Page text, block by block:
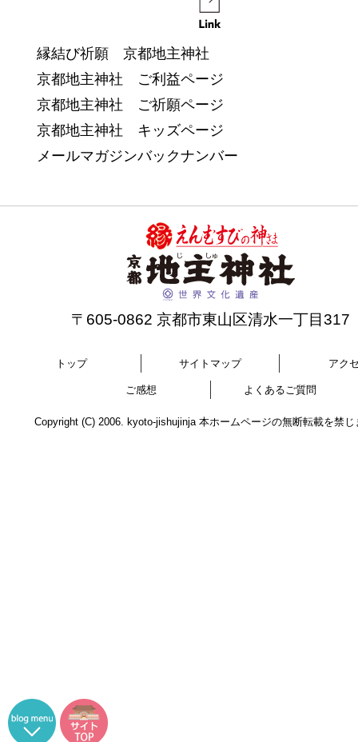
縁結び祈願 京都地主神社
京都地主神社 ご利益ページ
京都地主神社 ご祈願ページ
京都地主神社 キッズページ
メールマガジンバックナンバー
〒605-0862 京都市東山区清水一丁目317
トップ サイトマップ アク
ご感想 よくあるご質問
Copyright (C) 2006. kyoto-jishujinja 本ホームページの無断転載を禁じ